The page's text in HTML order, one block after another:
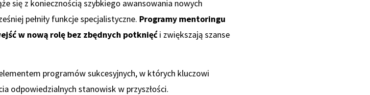
się z koniecznością szybkiego awansowania nowych
pełniły funkcje specjalistyczne. Programy mentoringu
w nową rolę bez zbędnych potknięći zwiększają szanse
programów sukcesyjnych, w których kluczowi
odpowiedzialnych stanowisk w przyszłości.